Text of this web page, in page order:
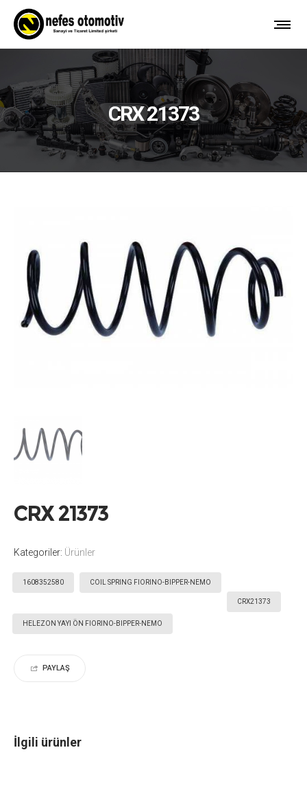
CRX 21373
CRX 21373
Kategoriler: Ürünler
1608352580 COIL SPRING FIORINO-BIPPER-NEMO
CRX21373
HELEZON YAYI ÖN FIORINO-BIPPER-NEMO
PAYLAŞ
İlgili ürünler